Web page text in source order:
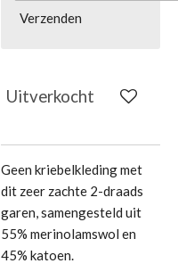
Verzenden
Uitverkocht
Geen kriebelkleding met
dit zeer zachte 2-draads
garen, samengesteld uit
55% merinolamswol en
45% katoen.